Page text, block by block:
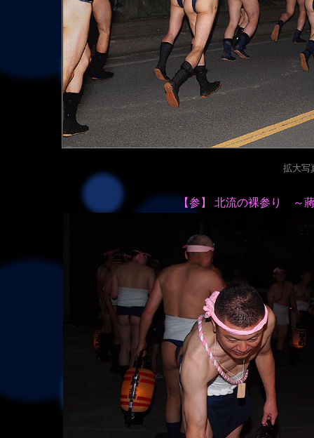
拡大写
【参】 北流の裸参り ～